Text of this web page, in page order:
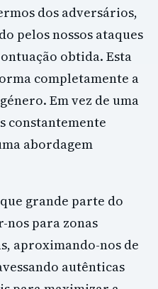
dos adversários,
pelos nossos ataques
obtida. Esta
completamente a
Em vez de uma
constantemente
abordagem
grande parte do
nos para zonas
aproximando-nos de
autênticas